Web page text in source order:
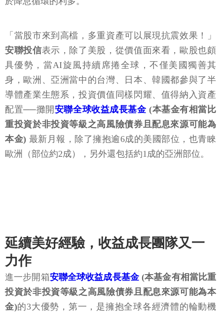
「當股市來到高檔，多重資產可以展現抗震效果！」
安聯投信表示，除了美股，從價值面來看，歐股也頗
具優勢，當AI旋風持續席捲全球，不僅美國獨善其
身，歐洲、亞洲當中的台灣、日本、韓國都參與了半
導體產業生態系，投資價值同樣閃耀、值得納入資產
配置──攤開安聯全球收益成長基金 (本基金有相當比
重投資於非投資等級之高風險債券且配息來源可能為
本金) 最新月報，除了擁抱逾6成的美國部位，也青睞
歐洲（部位約2成），另外還包括約1成的亞洲部位。
延續美好經驗，收益成長團隊又一
力作
進一步開箱安聯全球收益成長基金(本基金有相當比重
投資於非投資等級之高風險債券且配息來源可能為本
金)的3大優勢，第一，是擁抱全球各經濟體的輪動機